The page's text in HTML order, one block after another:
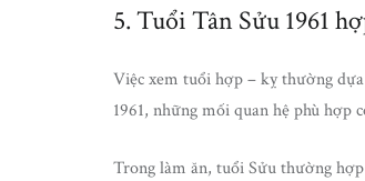
5. Tuổi Tân Sửu 1961
Việc xem tuổi hợp – kỵ thường
1961, những mối quan hệ phù hợp
Trong làm ăn, tuổi Sửu thường